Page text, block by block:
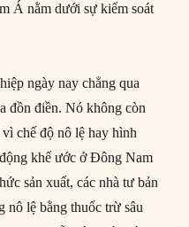
Á nằm dưới sự kiểm soát
ngày nay chẳng qua
đồn điền. Nó không còn
chế độ nô lệ hay hình
khế ước ở Đông Nam
sản xuất, các nhà tư bản
nô lệ bằng thuốc trừ sâu